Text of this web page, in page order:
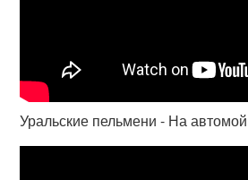
Уральские пельмени - На